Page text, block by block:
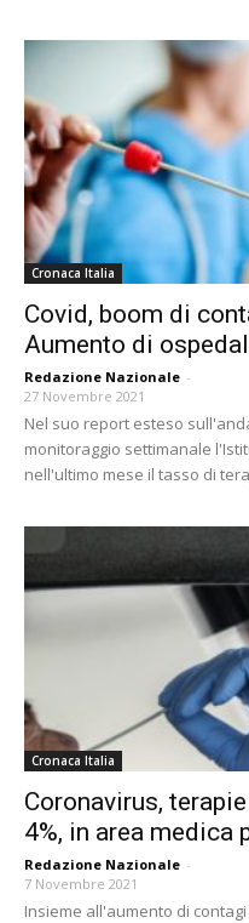
Cronaca Italia
Covid, boom di
Aumento di
Redazione Nazionale -
27 Novembre 2021
Nel suo report esteso
monitoraggio settimanale
nell'ultimo mese il tasso di
Cronaca Italia
Coronavirus,
4%, in area medica
Redazione Nazionale -
7 Novembre 2021
Insieme all'aumento di